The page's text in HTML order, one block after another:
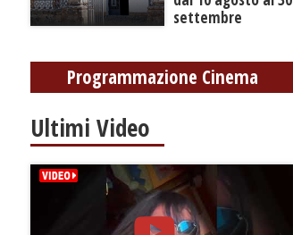
settembre
Programmazione Cinema
Ultimi Video